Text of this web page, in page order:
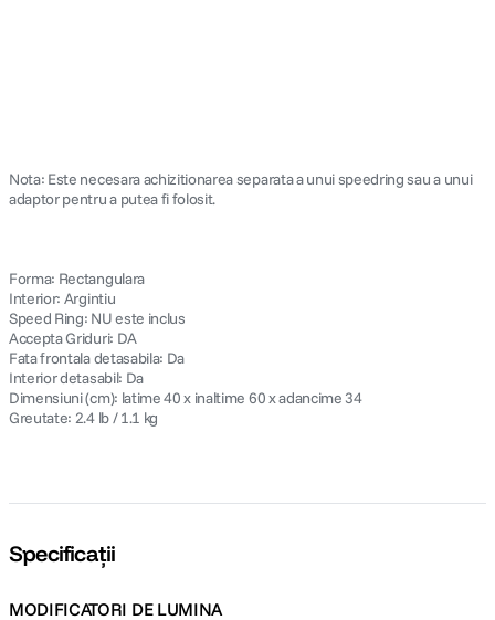
Nota: Este necesara achizitionarea separata a unui speedring sau a unui
adaptor pentru a putea fi folosit.
Forma: Rectangulara
Interior: Argintiu
Speed Ring: NU este inclus
Accepta Griduri: DA
Fata frontala detasabila: Da
Interior detasabil: Da
Dimensiuni (cm): latime 40 x inaltime 60 x adancime 34
Greutate: 2.4 lb / 1.1 kg
Specificații
MODIFICATORI DE LUMINA